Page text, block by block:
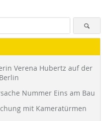
Verena Hubertz auf der
Nummer Eins am Bau
mit Kameratürmen